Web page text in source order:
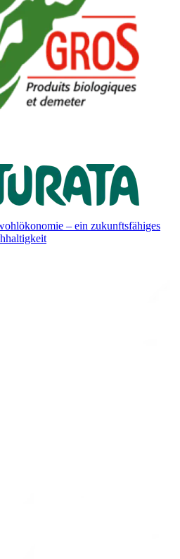
– ein zukunftsfähiges